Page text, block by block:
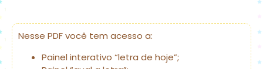
Nesse PDF você tem acesso a:
Painel interativo “letra de hoje”;